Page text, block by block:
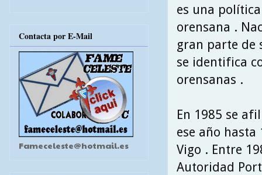
es una
orensana .
gran parte de
se identifica
orensanas .
En 1985 se
ese año hasta
Vigo . Entre
Autoridad
Contacta por E-Mail
Fameceleste@hotmail.es